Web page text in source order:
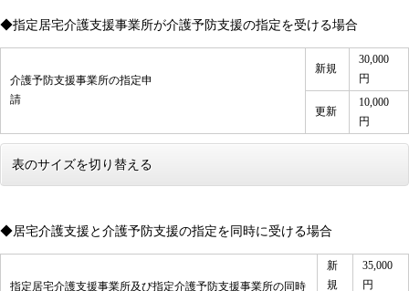
◆指定居宅介護支援事業所が介護予防支援の指定を受ける場合
介護予防支援事業所の指定申
請
新規
30,000
円
更新
10,000
円
表のサイズを切り替える
◆居宅介護支援と介護予防支援の指定を同時に受ける場合
指定居宅介護支援事業所及び指定介護予防支援事業所の同時
新
規
35,000
円